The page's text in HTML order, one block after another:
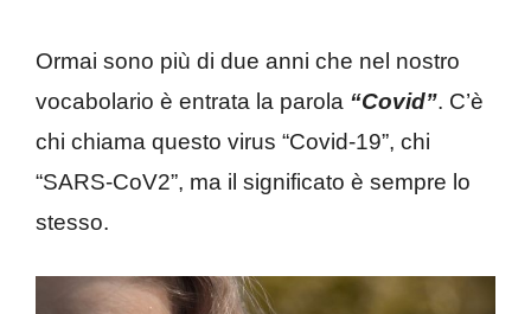
Ormai sono più di due anni che nel nostro
vocabolario è entrata la parola “Covid”. C’è
chi chiama questo virus “Covid-19”, chi
“SARS-CoV2”, ma il significato è sempre lo
stesso.